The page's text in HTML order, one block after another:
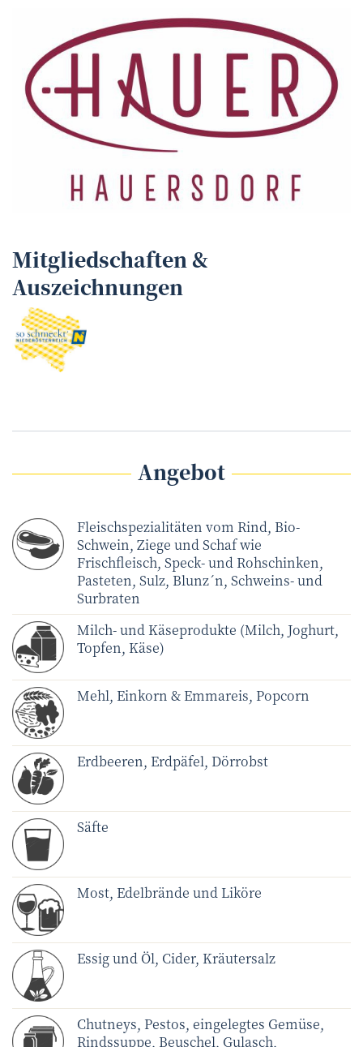
Mitgliedschaften &
Auszeichnungen
Angebot
Fleischspezialitäten vom Rind, Bio-
Schwein, Ziege und Schaf wie
Frischfleisch, Speck- und Rohschinken,
Pasteten, Sulz, Blunz´n, Schweins- und
Surbraten
Milch- und Käseprodukte (Milch, Joghurt,
Topfen, Käse)
Mehl, Einkorn & Emmareis, Popcorn
Erdbeeren, Erdpäfel, Dörrobst
Säfte
Most, Edelbrände und Liköre
Essig und Öl, Cider, Kräutersalz
Chutneys, Pestos, eingelegtes Gemüse,
Rindssuppe, Beuschel, Gulasch,